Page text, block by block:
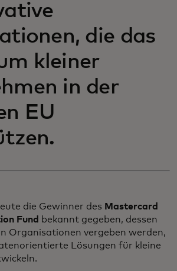
die das
kleiner
in der
EU
die Gewinner des Mastercard
Fund bekannt gegeben, dessen
Organisationen vergeben werden,
Lösungen für kleine